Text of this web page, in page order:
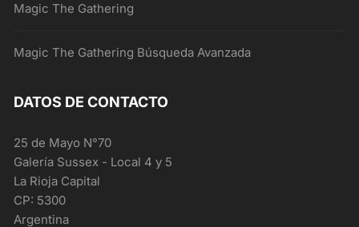
Magic The Gathering
Magic The Gathering Búsqueda Avanzada
DATOS DE CONTACTO
25 de Mayo N°70
Galería Sussex - Local 4 y 5
La Rioja Capital
CP: 5300
Argentina